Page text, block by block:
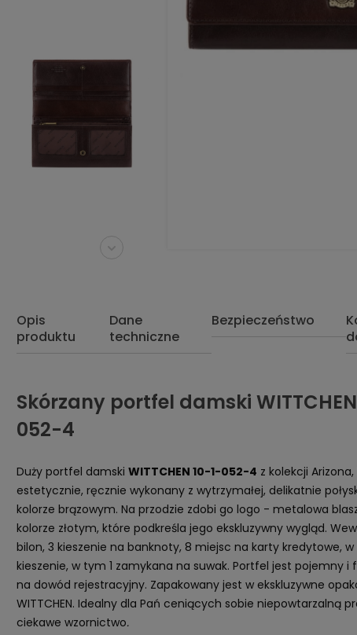
Opis
produktu
Dane
techniczne
Bezpieczeństwo
Skórzany portfel damski
052-4
Duży portfel damski WITTCHEN 10-1-052-4 z kolekcji
estetycznie, ręcznie wykonany z wytrzymałej, delikatnie
kolorze brązowym. Na przodzie zdobi go logo - metalowa
kolorze złotym, które podkreśla jego ekskluzywny wygląd.
bilon, 3 kieszenie na banknoty, 8 miejsc na karty kredytowe,
kieszenie, w tym 1 zamykana na suwak. Portfel jest pojemny
na dowód rejestracyjny. Zapakowany jest w ekskluzywne
WITTCHEN. Idealny dla Pań ceniących sobie niepowtarzalną
ciekawe wzornictwo.